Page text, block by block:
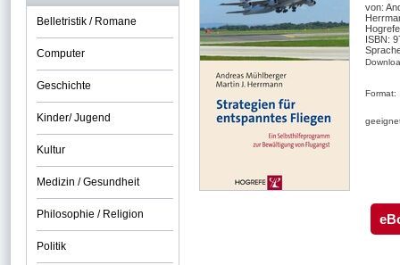
von:
ISBN:
Format:
Belletristik / Romane
Computer
Geschichte
Kinder/ Jugend
Kultur
Medizin / Gesundheit
Philosophie / Religion
Politik